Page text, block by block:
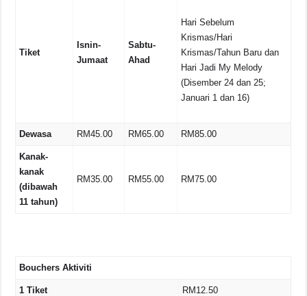
Tiket
Isnin-
Jumaat
Sabtu-
Ahad
Hari Sebelum
Krismas/Hari
Krismas/Tahun Baru dan
Hari Jadi My Melody
(Disember 24 dan 25;
Januari 1 dan 16)
Dewasa RM45.00 RM65.00 RM85.00
Kanak-
kanak
(dibawah
11 tahun)
RM35.00 RM55.00 RM75.00
Bouchers Aktiviti
1 Tiket RM12.50